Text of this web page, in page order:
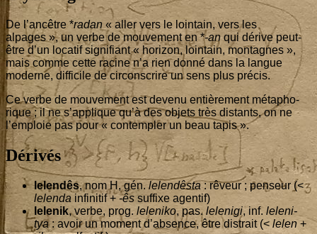
De l’an­cêtre *radan « aller vers le loin­tain, vers les
alpages », un verbe de mou­ve­ment en *-anqui dérive peut-
être d’un loca­tif signi­fiant « hori­zon, loin­tain, mon­tagnes »,
mais comme cette racine n’a rien don­né dans la langue
moderne, dif­fi­cile de cir­cons­crire un sens plus précis.
Ce verbe de mou­ve­ment est deve­nu entiè­re­ment méta­pho­
rique ; il ne s’ap­plique qu’à des objets très dis­tants, on ne
l’emploie pas pour « contem­pler un beau tapis ».
Dérivés
lelen­dês, nom H, gén. lelen­dês­ta: rêveur ; pen­seur (<
lelen­da infi­ni­tif +-ês suf­fixe agentif)
lele­nik, verbe, prog. lele­ni­ko, pas. lele­ni­gi, inf. lele­ni­
tya: avoir un moment d’ab­sence, être dis­trait (< lelen+